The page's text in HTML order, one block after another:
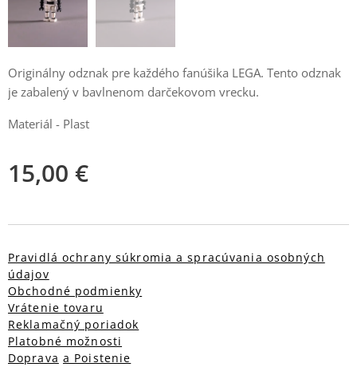
Originálny odznak pre každého fanúšika LEGA. Tento odznak
je zabalený v bavlnenom darčekovom vrecku.
Materiál - Plast
15,00 €
Pravidlá ochrany súkromia a spracúvania osobných
údajov
Obchodné podmienky
Vrátenie tovaru
Reklamačný poriadok
Platobné možnosti
Doprava a Poistenie